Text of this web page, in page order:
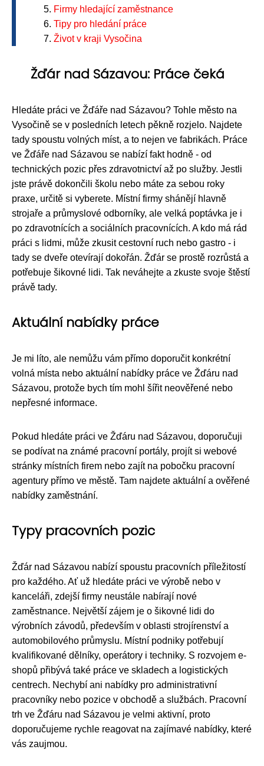
Firmy hledající zaměstnance
Tipy pro hledání práce
Život v kraji Vysočina
Žďár nad Sázavou: Práce čeká
Hledáte práci ve Žďáře nad Sázavou? Tohle město na
Vysočině se v posledních letech pěkně rozjelo. Najdete
tady spoustu volných míst, a to nejen ve fabrikách. Práce
ve Žďáře nad Sázavou se nabízí fakt hodně - od
technických pozic přes zdravotnictví až po služby. Jestli
jste právě dokončili školu nebo máte za sebou roky
praxe, určitě si vyberete. Místní firmy shánějí hlavně
strojaře a průmyslové odborníky, ale velká poptávka je i
po zdravotnících a sociálních pracovnících. A kdo má rád
práci s lidmi, může zkusit cestovní ruch nebo gastro - i
tady se dveře otevírají dokořán. Žďár se prostě rozrůstá a
potřebuje šikovné lidi. Tak neváhejte a zkuste svoje štěstí
právě tady.
Aktuální nabídky práce
Je mi líto, ale nemůžu vám přímo doporučit konkrétní
volná místa nebo aktuální nabídky práce ve Žďáru nad
Sázavou, protože bych tím mohl šířit neověřené nebo
nepřesné informace.
Pokud hledáte práci ve Žďáru nad Sázavou, doporučuji
se podívat na známé pracovní portály, projít si webové
stránky místních firem nebo zajít na pobočku pracovní
agentury přímo ve městě. Tam najdete aktuální a ověřené
nabídky zaměstnání.
Typy pracovních pozic
Žďár nad Sázavou nabízí spoustu pracovních příležitostí
pro každého. Ať už hledáte práci ve výrobě nebo v
kanceláři, zdejší firmy neustále nabírají nové
zaměstnance. Největší zájem je o šikovné lidi do
výrobních závodů, především v oblasti strojírenství a
automobilového průmyslu. Místní podniky potřebují
kvalifikované dělníky, operátory i techniky. S rozvojem e-
shopů přibývá také práce ve skladech a logistických
centrech. Nechybí ani nabídky pro administrativní
pracovníky nebo pozice v obchodě a službách. Pracovní
trh ve Žďáru nad Sázavou je velmi aktivní, proto
doporučujeme rychle reagovat na zajímavé nabídky, které
vás zaujmou.